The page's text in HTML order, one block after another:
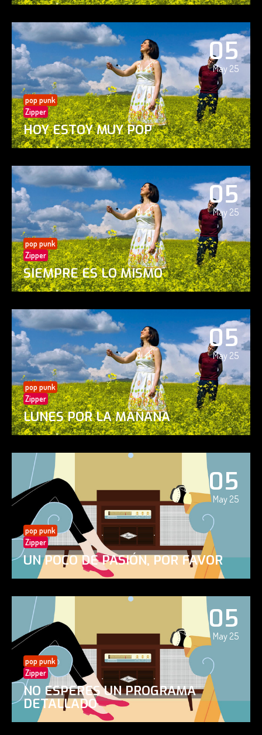
05
May 25
pop punk
Zipper
HOY ESTOY MUY POP
05
May 25
pop punk
Zipper
SIEMPRE ES LO MISMO
05
May 25
pop punk
Zipper
LUNES POR LA MAÑANA
05
May 25
pop punk
Zipper
UN POCO DE PASIÓN, POR FAVOR
05
May 25
pop punk
Zipper
NO ESPERES UN PROGRAMA
DETALLADO